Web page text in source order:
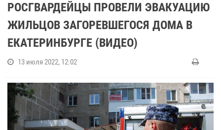
РОСГВАРДЕЙЦЫ ПРОВЕЛИ ЭВАКУАЦИЮ
ЖИЛЬЦОВ ЗАГОРЕВШЕГОСЯ ДОМА В
ЕКАТЕРИНБУРГЕ (ВИДЕО)
13 июля 2022, 12:02